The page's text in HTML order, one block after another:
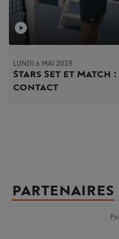
LUNDI 6 MAI 2019
Stars Set et Match
contact
PARTENAIRES